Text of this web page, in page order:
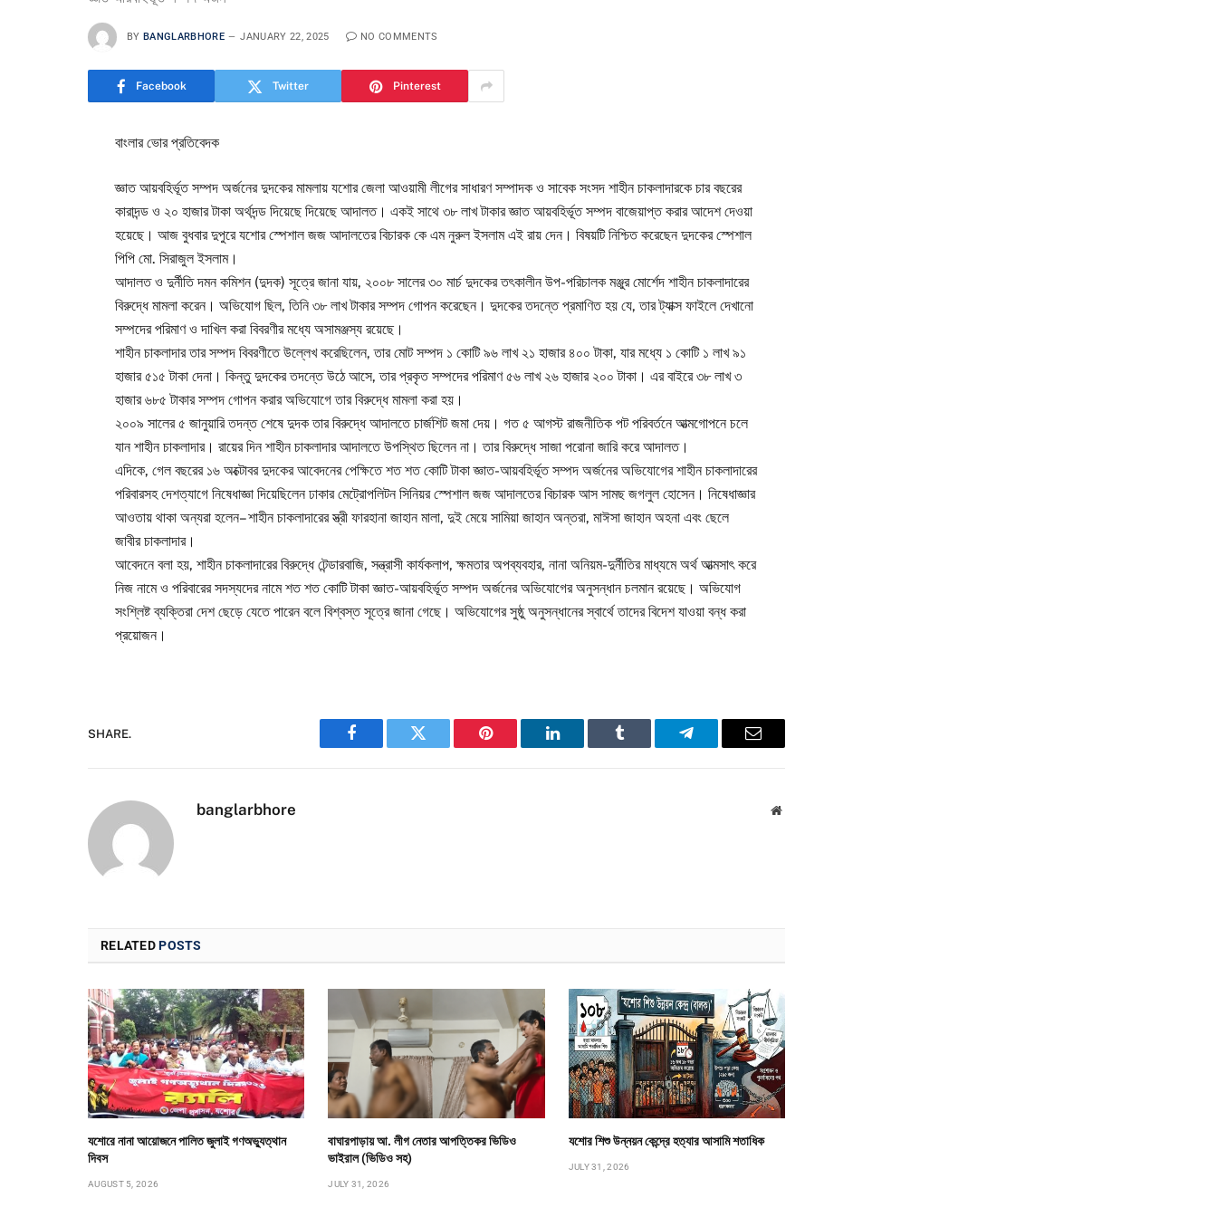
BY BANGLARBHORE JANUARY 22, 2025 NO COMMENTS
Facebook Twitter Pinterest
বাংলার ভোর প্রতিবেদক
জ্ঞাত আয়বহির্ভূত সম্পদ অর্জনের দুদকের মামলায় যশোর জেলা আওয়ামী লীগের সাধারণ সম্পাদক ও সাবেক সংসদ শাহীন চাকলাদারকে চার বছরের
কারাদন্ড ও ২০ হাজার টাকা অর্থদন্ড দিয়েছে দিয়েছে আদালত। একই সাথে ৩৮ লাখ টাকার জ্ঞাত আয়বহির্ভূত সম্পদ বাজেয়াপ্ত করার আদেশ দেওয়া
হয়েছে। আজ বুধবার দুপুরে যশোর স্পেশাল জজ আদালতের বিচারক কে এম নুরুল ইসলাম এই রায় দেন। বিষয়টি নিশ্চিত করেছেন দুদকের স্পেশাল
পিপি মো. সিরাজুল ইসলাম।
আদালত ও দুর্নীতি দমন কমিশন (দুদক) সূত্রে জানা যায়, ২০০৮ সালের ৩০ মার্চ দুদকের তৎকালীন উপ-পরিচালক মঞ্জুর মোর্শেদ শাহীন চাকলাদারের
বিরুদ্ধে মামলা করেন। অভিযোগ ছিল, তিনি ৩৮ লাখ টাকার সম্পদ গোপন করেছেন। দুদকের তদন্তে প্রমাণিত হয় যে, তার ট্যাক্স ফাইলে দেখানো
সম্পদের পরিমাণ ও দাখিল করা বিবরণীর মধ্যে অসামঞ্জস্য রয়েছে।
শাহীন চাকলাদার তার সম্পদ বিবরণীতে উল্লেখ করেছিলেন, তার মোট সম্পদ ১ কোটি ৯৬ লাখ ২১ হাজার ৪০০ টাকা, যার মধ্যে ১ কোটি ১ লাখ ৯১
হাজার ৫১৫ টাকা দেনা। কিন্তু দুদকের তদন্তে উঠে আসে, তার প্রকৃত সম্পদের পরিমাণ ৫৬ লাখ ২৬ হাজার ২০০ টাকা। এর বাইরে ৩৮ লাখ ৩
হাজার ৬৮৫ টাকার সম্পদ গোপন করার অভিযোগে তার বিরুদ্ধে মামলা করা হয়।
২০০৯ সালের ৫ জানুয়ারি তদন্ত শেষে দুদক তার বিরুদ্ধে আদালতে চার্জশিট জমা দেয়। গত ৫ আগস্ট রাজনীতিক পট পরিবর্তনে আত্মগোপনে চলে
যান শাহীন চাকলাদার। রায়ের দিন শাহীন চাকলাদার আদালতে উপস্থিত ছিলেন না। তার বিরুদ্ধে সাজা পরোনা জারি করে আদালত।
এদিকে, গেল বছরের ১৬ অক্টোবর দুদকের আবেদনের পেক্ষিতে শত শত কোটি টাকা জ্ঞাত-আয়বহির্ভূত সম্পদ অর্জনের অভিযোগের শাহীন চাকলাদারের
পরিবারসহ দেশত্যাগে নিষেধাজ্ঞা দিয়েছিলেন ঢাকার মেট্রোপলিটন সিনিয়র স্পেশাল জজ আদালতের বিচারক আস সামছ জগলুল হোসেন। নিষেধাজ্ঞার
আওতায় থাকা অন্যরা হলেন– শাহীন চাকলাদারের স্ত্রী ফারহানা জাহান মালা, দুই মেয়ে সামিয়া জাহান অন্তরা, মাঈসা জাহান অহনা এবং ছেলে
জাবীর চাকলাদার।
আবেদনে বলা হয়, শাহীন চাকলাদারের বিরুদ্ধে টেন্ডারবাজি, সন্ত্রাসী কার্যকলাপ, ক্ষমতার অপব্যবহার, নানা অনিয়ম-দুর্নীতির মাধ্যমে অর্থ আত্মসাৎ করে
নিজ নামে ও পরিবারের সদস্যদের নামে শত শত কোটি টাকা জ্ঞাত-আয়বহির্ভূত সম্পদ অর্জনের অভিযোগের অনুসন্ধান চলমান রয়েছে। অভিযোগ
সংশ্লিষ্ট ব্যক্তিরা দেশ ছেড়ে যেতে পারেন বলে বিশ্বস্ত সূত্রে জানা গেছে। অভিযোগের সুষ্ঠু অনুসন্ধানের স্বার্থে তাদের বিদেশ যাওয়া বন্ধ করা
প্রয়োজন।
SHARE.
Facebook Twitter Pinterest LinkedIn Tumblr Telegram Email
banglarbhore Website
RELATEDPOSTS
যশোরে নানা আয়োজনে পালিত জুলাই গণঅভ্যুত্থান
দিবস
AUGUST 5, 2026
বাঘারপাড়ায় আ. লীগ নেতার আপত্তিকর ভিডিও
ভাইরাল (ভিডিও সহ)
JULY 31, 2026
যশোর শিশু উন্নয়ন কেন্দ্রে হত্যার আসামি শতাধিক
JULY 31, 2026